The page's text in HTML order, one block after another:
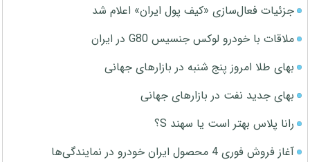
جزئیات فعال‌سازی «کیف پول ایران» اعلام شد
ملاقات با خودرو لوکس جنسیس G80 در ایران
بهای طلا امروز پنج شنبه در بازارهای جهانی
بهای جدید نفت در بازارهای جهانی
رانا پلاس بهتر است یا سهند S؟
آغاز فروش فوری 4 محصول ایران خودرو در نمایندگی‌ها